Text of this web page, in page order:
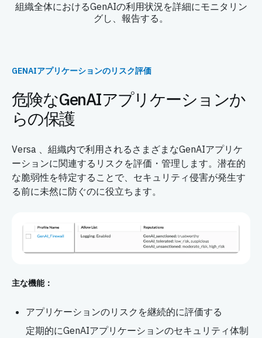
組織全体におけるGenAIの利用状況を詳細にモニタリン
グし、報告する。
GENAIアプリケーションのリスク評価
危険なGenAIアプリケーションか
らの保護
Versa 、組織内で利用されるさまざまなGenAIアプリケ
ーションに関連するリスクを評価・管理します。潜在的
な脆弱性を特定することで、セキュリティ侵害が発生す
る前に未然に防ぐのに役立ちます。
主な機能：
アプリケーションのリスクを継続的に評価する
定期的にGenAIアプリケーションのセキュリティ体制